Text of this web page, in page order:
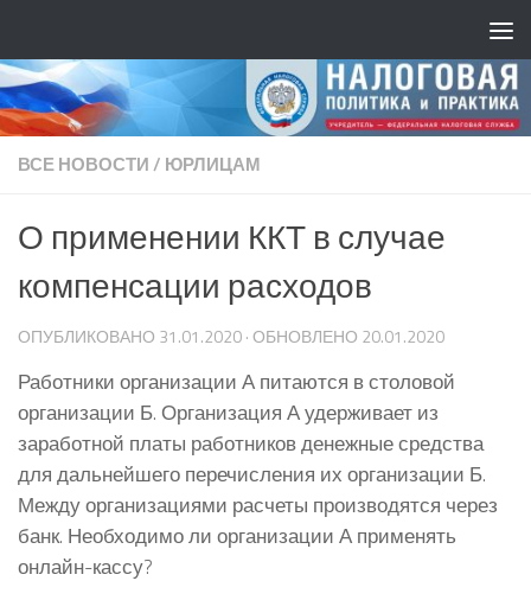
ВСЕ НОВОСТИ/ ЮРЛИЦАМ
О применении ККТ в случае
компенсации расходов
ОПУБЛИКОВАНО 31.01.2020· ОБНОВЛЕНО 20.01.2020
Работники организации А питаются в столовой
организации Б. Организация А удерживает из
заработной платы работников денежные средства
для дальнейшего перечисления их организации Б.
Между организациями расчеты производятся через
банк. Необходимо ли организации А применять
онлайн-кассу?